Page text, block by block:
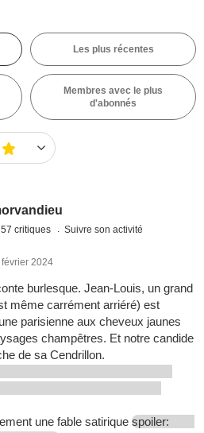
Les plus récentes
Membres avec le plus
d'abonnés
critiques Suivre son activité
2024
burlesque. Jean-Louis, un grand
même carrément arriéré) est
parisienne aux cheveux jaunes
champêtres. Et notre candide
de sa Cendrillon.
une fable satirique spoiler: